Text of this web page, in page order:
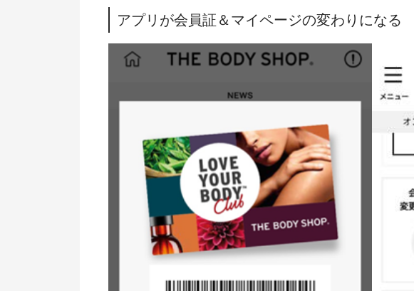
アプリが会員証＆マイページの変わりになる